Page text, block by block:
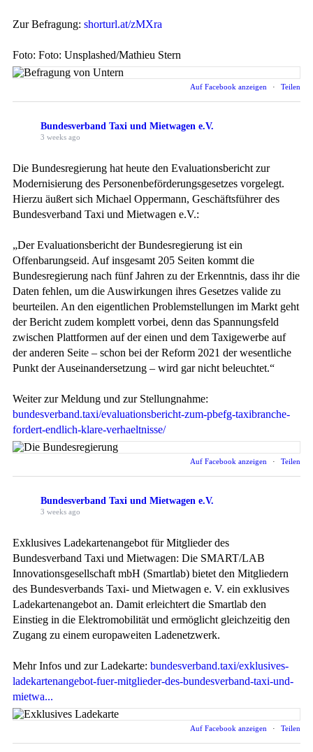
Zur Befragung: shorturl.at/zMXra
Foto: Foto: Unsplashed/Mathieu Stern
Auf Facebook anzeigen · Teilen
Bundesverband Taxi und Mietwagen e.V.
3 weeks ago
Die Bundesregierung hat heute den Evaluationsbericht zur
Modernisierung des Personenbeförderungsgesetzes vorgelegt.
Hierzu äußert sich Michael Oppermann, Geschäftsführer des
Bundesverband Taxi und Mietwagen e.V.:
„Der Evaluationsbericht der Bundesregierung ist ein
Offenbarungseid. Auf insgesamt 205 Seiten kommt die
Bundesregierung nach fünf Jahren zu der Erkenntnis, dass ihr die
Daten fehlen, um die Auswirkungen ihres Gesetzes valide zu
beurteilen. An den eigentlichen Problemstellungen im Markt geht
der Bericht zudem komplett vorbei, denn das Spannungsfeld
zwischen Plattformen auf der einen und dem Taxigewerbe auf
der anderen Seite – schon bei der Reform 2021 der wesentliche
Punkt der Auseinandersetzung – wird gar nicht beleuchtet.“
Weiter zur Meldung und zur Stellungnahme:
bundesverband.taxi/evaluationsbericht-zum-pbefg-taxibranche-
fordert-endlich-klare-verhaeltnisse/
Auf Facebook anzeigen · Teilen
Bundesverband Taxi und Mietwagen e.V.
3 weeks ago
Exklusives Ladekartenangebot für Mitglieder des
Bundesverband Taxi und Mietwagen: Die SMART/LAB
Innovationsgesellschaft mbH (Smartlab) bietet den Mitgliedern
des Bundesverbands Taxi- und Mietwagen e. V. ein exklusives
Ladekartenangebot an. Damit erleichtert die Smartlab den
Einstieg in die Elektromobilität und ermöglicht gleichzeitig den
Zugang zu einem europaweiten Ladenetzwerk.
Mehr Infos und zur Ladekarte: bundesverband.taxi/exklusives-
ladekartenangebot-fuer-mitglieder-des-bundesverband-taxi-und-
mietwa...
Auf Facebook anzeigen · Teilen